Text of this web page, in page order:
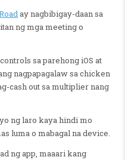
ay nagbibigay-daan sa
ng mga meeting o
sa parehong iOS at
nagpapagalaw sa chicken
cash out sa multiplier nang
ng laro kaya hindi mo
luma o mabagal na device.
ng app, maaari kang